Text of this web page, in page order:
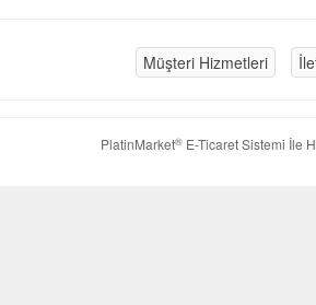
Müşteri Hizmetleri
PlatinMarket®E-Ticaret Sistemi İle